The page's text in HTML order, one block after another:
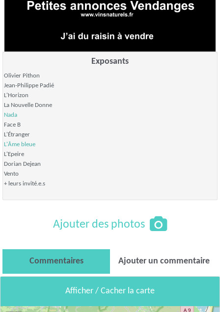
Exposants
Olivier Pithon
Jean-Philippe Padié
L'Horizon
La Nouvelle Donne
Nada
Face B
L'Étranger
L'Âme bleue
L'Epeire
Dorian Dejean
Vento
+ leurs invité.e.s
Ajouter des photos
Commentaires Ajouter un commentaire
Afficher / Cacher la carte